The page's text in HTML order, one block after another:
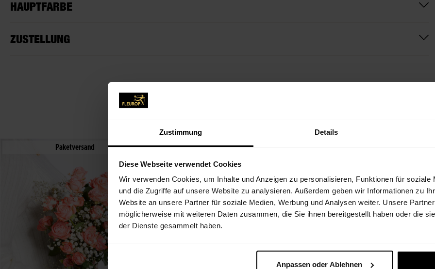
Zustimmung Details
Diese Webseite verwendet Cookies
Wir verwenden Cookies, um Inhalte und Anzeigen zu personalisieren, Funktionen für soziale
und die Zugriffe auf unsere Website zu analysieren. Außerdem geben wir Informationen zu
Website an unsere Partner für soziale Medien, Werbung und Analysen weiter. Unsere
möglicherweise mit weiteren Daten zusammen, die Sie ihnen bereitgestellt haben oder die
der Dienste gesammelt haben.
Anpassen oder Ablehnen
HAUPTFARBE
ZUSTELLUNG
Paketversand Paketversand Paketversand